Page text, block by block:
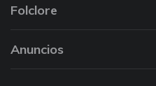
Folclore
Anuncios